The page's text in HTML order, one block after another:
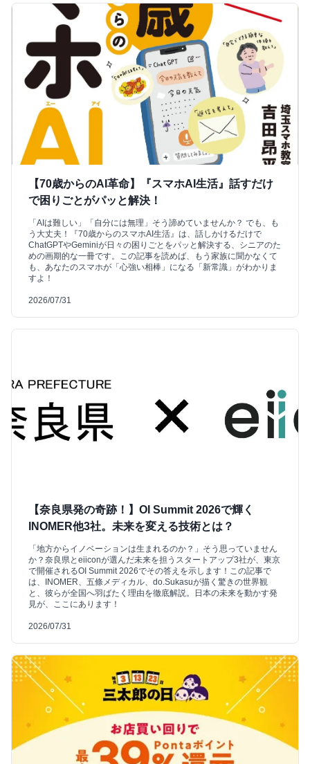
【70歳からのAI革命】『スマホAI生活』話すだけ
で困りごとがパッと解決！
「AIは難しい」「自分には無理」そう諦めていませんか？ でも、も
う大丈夫！『70歳からのスマホAI生活』は、話しかけるだけで
ChatGPTやGeminiが日々の困りごとをパッと解決する、シニアのた
めの画期的な一冊です。この記事を読めば、もう家族に聞かなくて
も、あなたのスマホが「心強い相棒」になる「新常識」がわかりま
すよ！
2026/07/31
【奈良県発の奇跡！】OI Summit 2026で輝く
INOMER他3社。未来を変える技術とは？
「地方からイノベーションは生まれるのか？」そう思っていません
か？奈良県とeiiconが選んだ未来を担うスタートアップ3社が、東京
で開催されるOI Summit 2026でその答えを示します！この記事で
は、INOMER、五條メディカル、do.Sukasuが描く驚きの世界観
と、彼らが全国へ羽ばたく理由を徹底解説。日本の未来を動かす発
見が、ここにあります！
2026/07/31